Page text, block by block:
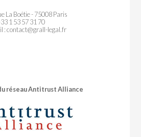
La Boétie - 75008 Paris
1 53 57 31 70
:contact@grall-legal.fr
réseau Antitrust Alliance